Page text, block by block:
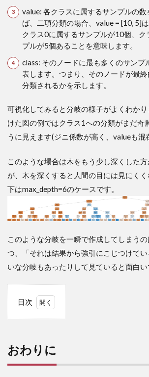
value: 各クラスに属するサンプルの数
ば、二項分類の場合、value = [10, 5]
クラス0に属するサンプルが10個、ク
プルが5個あることを意味します。
class: そのノードに最も多くのサンプ
表します。つまり、そのノードが最
分類されるかを示します。
可視化してみると分岐の様子がよくわか
けた図の例ではクラス1への分類がまだ奇
うに見えます(ジニ係数が高く、valueも混
このような場合は木をもう少し深くした
が、木を深くすると人間の目には見にく
下はmax_depth=6のケースです。
このような分岐を一瞬で作成してしまう
つ、「それは結果から強引にこじつけて
いな分岐もあったりして見ていると面白い
目次
り
に
おわりに